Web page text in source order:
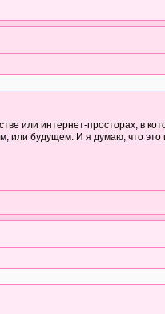
или интернет-просторах, в
или будущем. И я думаю, что